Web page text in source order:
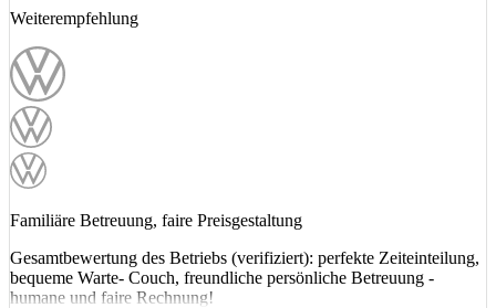
Weiterempfehlung
Familiäre Betreuung, faire Preisgestaltung
Gesamtbewertung des Betriebs (verifiziert): perfekte Zeiteinteilung,
bequeme Warte- Couch, freundliche persönliche Betreuung -
humane und faire Rechnung!